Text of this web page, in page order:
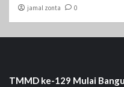
jamal zonta 0
TMMD ke-129 Mulai